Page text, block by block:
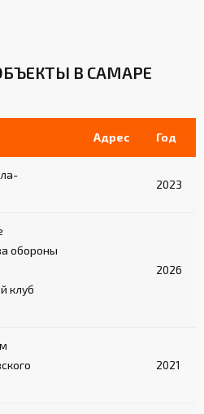
В САМАРЕ
Адрес Год
2023
обороны
клуб
2026
2021